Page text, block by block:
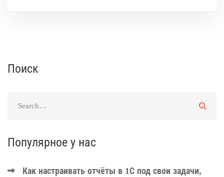
Поиск
Популярное у нас
Как настраивать отчёты в 1С под свои задачи,